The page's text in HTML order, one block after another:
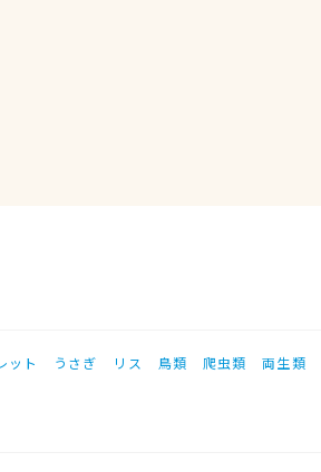
ット うさぎ リス 鳥類 爬虫類 両生類